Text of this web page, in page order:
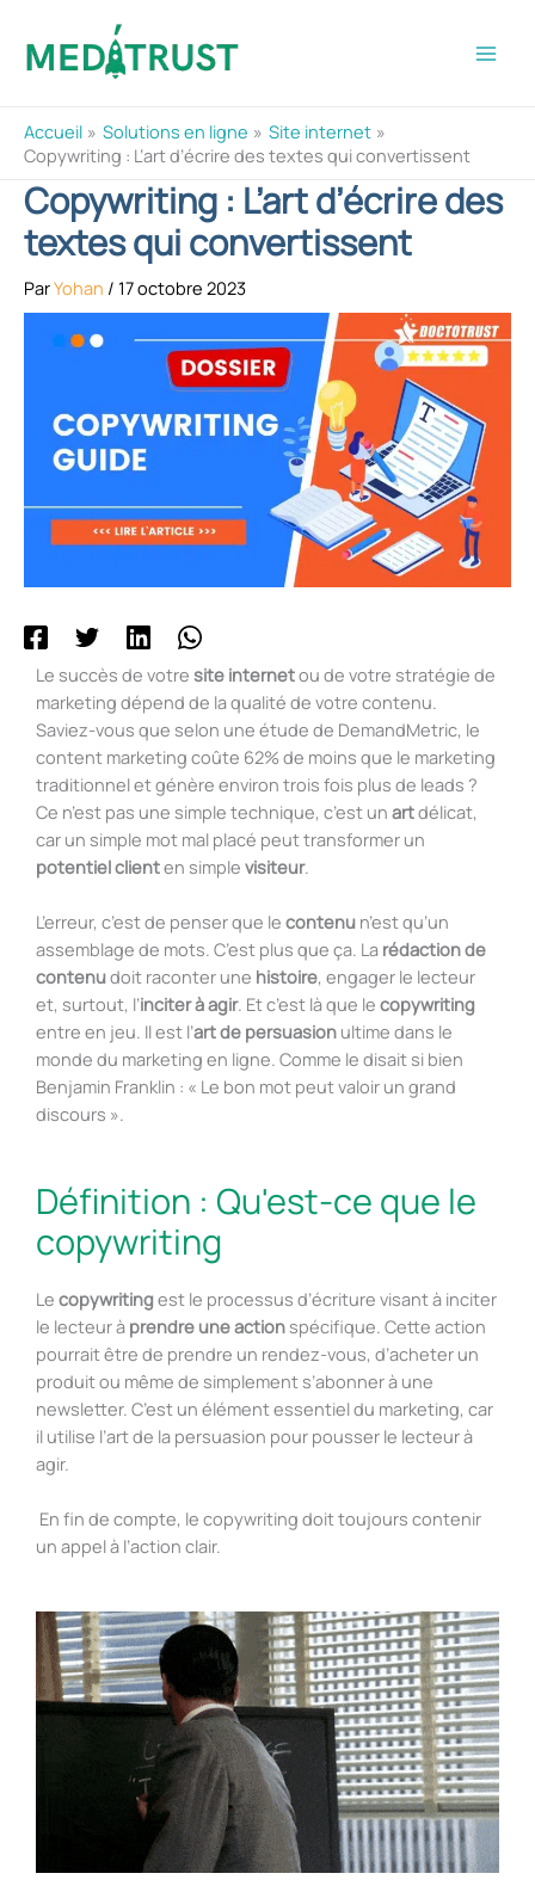
contenu
Accueil Solutions en ligne
Site internet
Copywriting : L’art d’écrire des textes qui convertissent
Copywriting : L’art d’écrire des
textes qui convertissent
ParYohan / 17 octobre 2023
Le succès de votre site internetou de votre stratégie de
marketing dépend de la qualité de votre contenu.
Saviez-vous que selon une étude de DemandMetric, le
content marketing coûte 62% de moins que le marketing
traditionnel et génère environ trois fois plus de leads ?
Ce n’est pas une simple technique, c’est un artdélicat,
car un simple mot mal placé peut transformer un
potentiel clienten simple visiteur.
L’erreur, c’est de penser que le contenu n’est qu’un
assemblage de mots. C’est plus que ça. La rédaction de
contenudoit raconter une histoire, engager le lecteur
et, surtout, l’inciter à agir. Et c’est là que le copywriting
entre en jeu. Il est l’art de persuasion ultime dans le
monde du marketing en ligne. Comme le disait si bien
Benjamin Franklin : « Le bon mot peut valoir un grand
discours ».
Définition : Qu'est-ce que le
copywriting
Le copywritingest le processus d’écriture visant à inciter
le lecteur à prendre une actionspécifique. Cette action
pourrait être de prendre un rendez-vous, d’acheter un
produit ou même de simplement s’abonner à une
newsletter. C’est un élément essentiel du marketing, car
il utilise l’art de la persuasion pour pousser le lecteur à
agir.
En fin de compte, le copywriting doit toujours contenir
un appel à l’action clair.